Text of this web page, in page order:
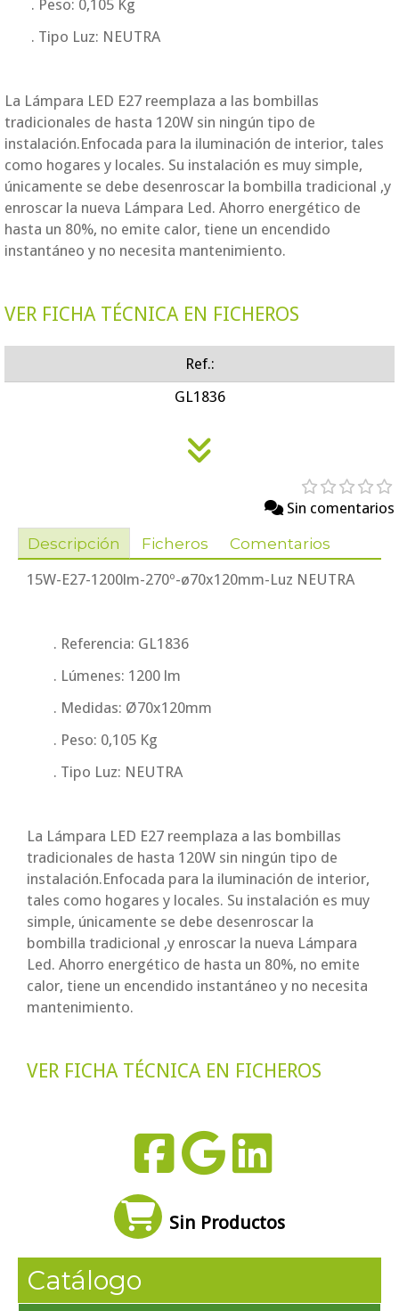
. Peso: 0,105 Kg
. Tipo Luz: NEUTRA
La Lámpara LED E27 reemplaza a las bombillas
tradicionales de hasta 120W sin ningún tipo de
instalación.Enfocada para la iluminación de interior, tales
como hogares y locales. Su instalación es muy simple,
únicamente se debe desenroscar la bombilla tradicional ,y
enroscar la nueva Lámpara Led. Ahorro energético de
hasta un 80%, no emite calor, tiene un encendido
instantáneo y no necesita mantenimiento.
VER FICHA TÉCNICA EN FICHEROS
Ref.:
GL1836
Sin comentarios
Descripción
Ficheros Comentarios
15W-E27-1200lm-270º-ø70x120mm-Luz NEUTRA
. Referencia: GL1836
. Lúmenes: 1200 lm
. Medidas: Ø70x120mm
. Peso: 0,105 Kg
. Tipo Luz: NEUTRA
La Lámpara LED E27 reemplaza a las bombillas
tradicionales de hasta 120W sin ningún tipo de
instalación.Enfocada para la iluminación de interior,
tales como hogares y locales. Su instalación es muy
simple, únicamente se debe desenroscar la
bombilla tradicional ,y enroscar la nueva Lámpara
Led. Ahorro energético de hasta un 80%, no emite
calor, tiene un encendido instantáneo y no necesita
mantenimiento.
VER FICHA TÉCNICA EN FICHEROS
Sin Productos
Catálogo